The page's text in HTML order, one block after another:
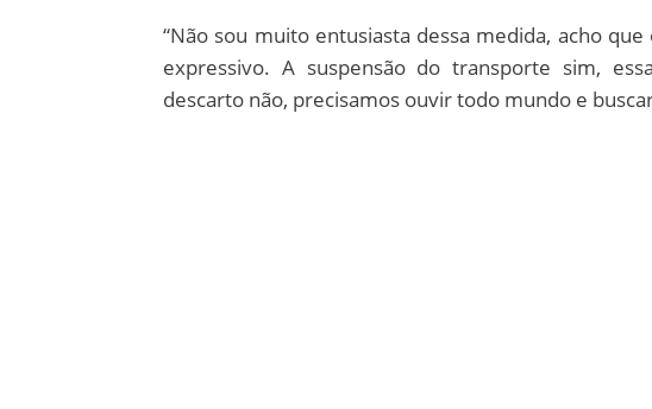
“Não sou muito entusiasta dessa medida, acho
expressivo. A suspensão do transporte sim,
descarto não, precisamos ouvir todo mundo e